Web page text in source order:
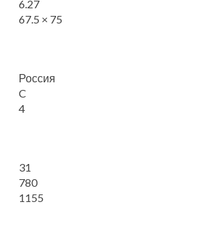
6.27
67.5 × 75
Россия
C
4
31
780
1155